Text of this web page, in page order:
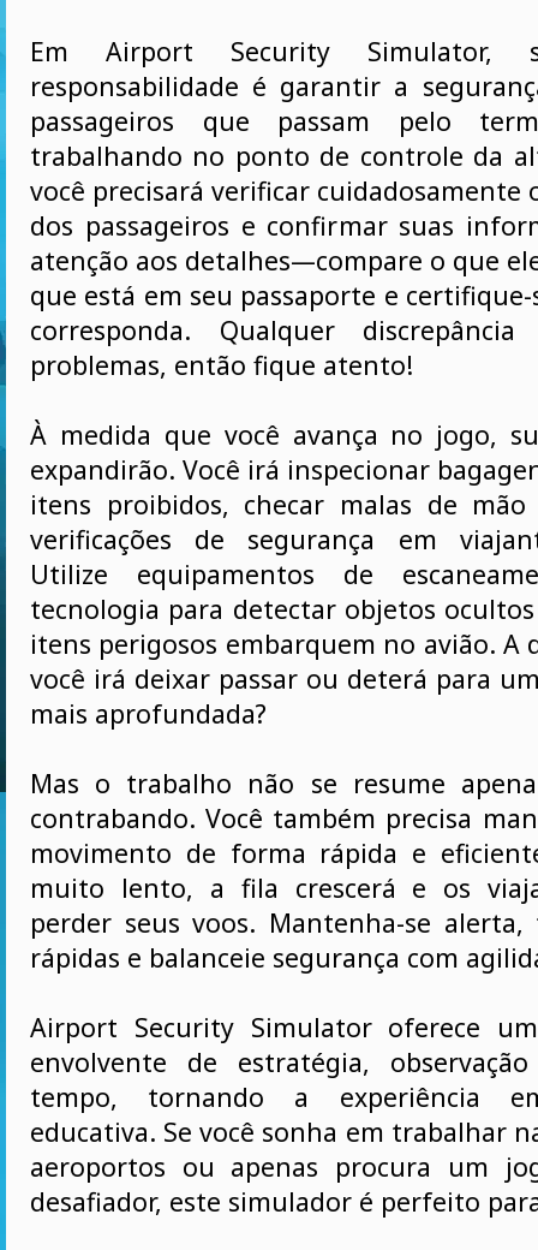
Em Airport Security Simulator,
responsabilidade é garantir a
passageiros que passam pelo
trabalhando no ponto de controle da
você precisará verificar cuidadosamente
dos passageiros e confirmar suas
atenção aos detalhes—compare o que
que está em seu passaporte e
corresponda. Qualquer
problemas, então fique atento!
À medida que você avança no jogo,
expandirão. Você irá inspecionar
itens proibidos, checar malas de
verificações de segurança em
Utilize equipamentos de
tecnologia para detectar objetos
itens perigosos embarquem no avião. A
você irá deixar passar ou deterá para
mais aprofundada?
Mas o trabalho não se resume
contrabando. Você também precisa
movimento de forma rápida e
muito lento, a fila crescerá e os
perder seus voos. Mantenha-se alerta,
rápidas e balanceie segurança com
Airport Security Simulator oferece
envolvente de estratégia,
tempo, tornando a experiência
educativa. Se você sonha em trabalhar
aeroportos ou apenas procura um
desafiador, este simulador é perfeito